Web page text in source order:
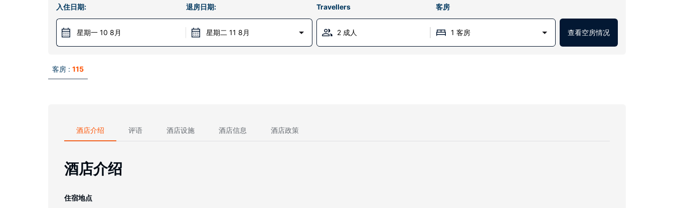
入住日期:
星期一 10 8月
退房日期:
星期二 11 8月
Travellers 客房
2 成人 1 客房 查看空房情况
客房 : 115
酒店介绍 评语 酒店设施 酒店信息 酒店政策
酒店介绍
住宿地点